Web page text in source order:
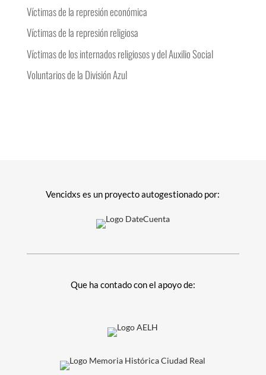
Víctimas de la represión económica
Víctimas de la represión religiosa
Víctimas de los internados religiosos y del Auxilio Social
Voluntarios de la División Azul
Vencidxs es un proyecto autogestionado por:
Que ha contado con el apoyo de: